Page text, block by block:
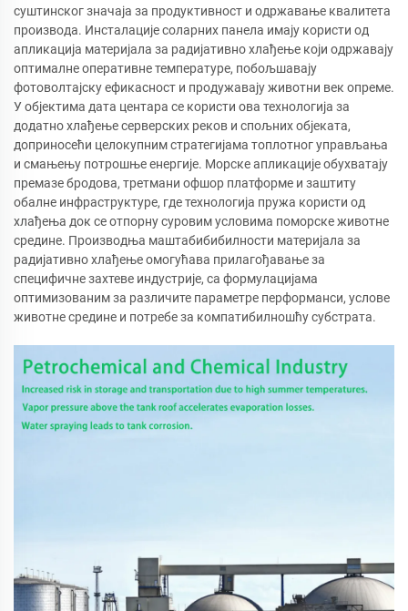
суштинског значаја за продуктивност и одржавање квалитета
производа. Инсталације соларних панела имају користи од
апликација материјала за радијативно хлађење који одржавају
оптималне оперативне температуре, побољшавају
фотоволтајску ефикасност и продужавају животни век опреме.
У објектима дата центара се користи ова технологија за
додатно хлађење серверских реков и спољних објеката,
доприносећи целокупним стратегијама топлотног управљања
и смањењу потрошње енергије. Морске апликације обухватају
премазе бродова, третмани офшор платформе и заштиту
обалне инфраструктуре, где технологија пружа користи од
хлађења док се отпорну суровим условима поморске животне
средине. Производња маштабибибилности материјала за
радијативно хлађење омогућава прилагођавање за
специфичне захтеве индустрије, са формулацијама
оптимизованим за различите параметре перформанси, услове
животне средине и потребе за компатибилношћу субстрата.